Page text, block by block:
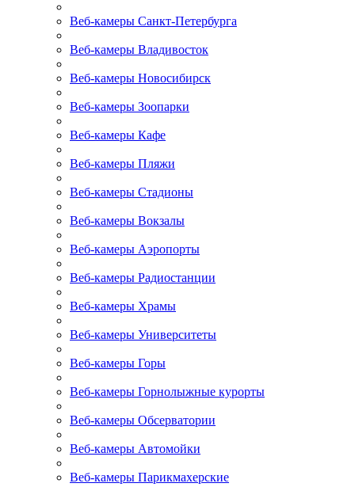
Веб-камеры Санкт-Петербурга
Веб-камеры Владивосток
Веб-камеры Новосибирск
Веб-камеры Зоопарки
Веб-камеры Кафе
Веб-камеры Пляжи
Веб-камеры Стадионы
Веб-камеры Вокзалы
Веб-камеры Аэропорты
Веб-камеры Радиостанции
Веб-камеры Храмы
Веб-камеры Университеты
Веб-камеры Горы
Веб-камеры Горнолыжные курорты
Веб-камеры Обсерватории
Веб-камеры Автомойки
Веб-камеры Парикмахерские